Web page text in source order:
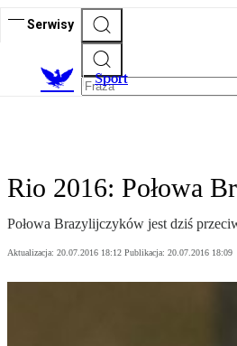
Serwisy
Sport
Rio 2016: Połowa
Połowa Brazylijczyków jest dziś
Aktualizacja: 20.07.2016 18:12 Publikacja: 20.07.2016 18:09